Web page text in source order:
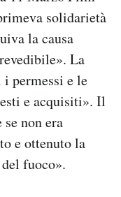
solidarietà
la causa
La
i permessi e le
e acquisiti». Il
non era
e ottenuto la
fuoco».